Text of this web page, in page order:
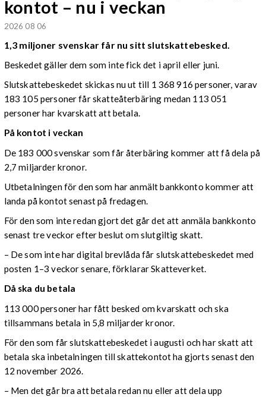
kontot – nu i veckan
2026 08 06
1,3 miljoner svenskar får nu sitt slutskattebesked.
Beskedet gäller dem som inte fick det i april eller juni.
Slutskattebeskedet skickas nu ut till 1 368 916 personer, varav
183 105 personer får skatteåterbäring medan 113 051
personer har kvarskatt att betala.
På kontot i veckan
De 183 000 svenskar som får återbäring kommer att få dela på
2,7 miljarder kronor.
Utbetalningen för den som har anmält bankkonto kommer att
landa på kontot senast på fredagen.
För den som inte redan gjort det går det att anmäla bankkonto
senast tre veckor efter beslut om slutgiltig skatt.
– De som inte har digital brevlåda får slutskattebeskedet med
posten 1–3 veckor senare, förklarar Skatteverket.
Då ska du betala
113 000 personer har fått besked om kvarskatt och ska
tillsammans betala in 5,8 miljarder kronor.
För den som får slutskattebeskedet i augusti och har skatt att
betala ska inbetalningen till skattekontot ha gjorts senast den
12 november 2026.
– Men det går bra att betala redan nu eller att dela upp